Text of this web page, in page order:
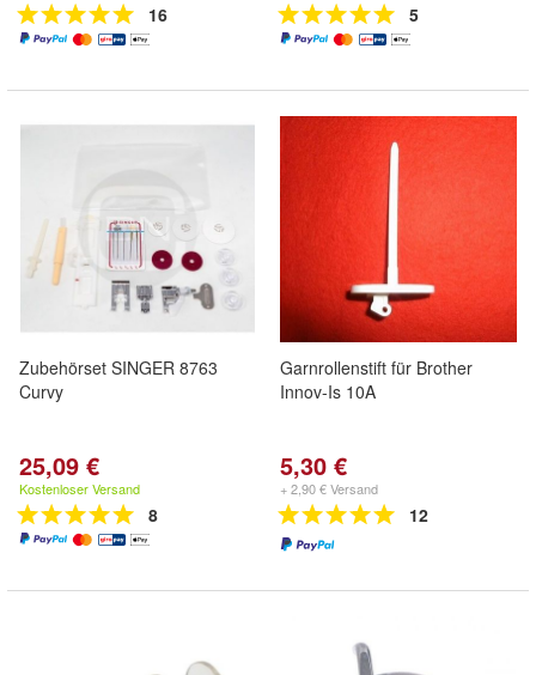
16 5
Zubehörset SINGER 8763
Curvy
25,09 €
Kostenloser Versand
8
Garnrollenstift für Brother
Innov-Is 10A
5,30 €
+ 2,90 € Versand
12